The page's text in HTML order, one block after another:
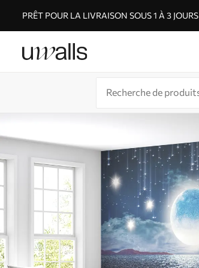
PRÊT POUR LA LIVRAISON SOUS 1 À 3 JOURS